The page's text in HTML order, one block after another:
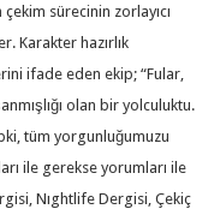
sürecinin zorlayıcı
Karakter hazırlık
ifade eden ekip; “Fular,
olan bir yolculuktu.
tüm yorgunluğumuzu
ile gerekse yorumları ile
Nıghtlife Dergisi, Çekiç